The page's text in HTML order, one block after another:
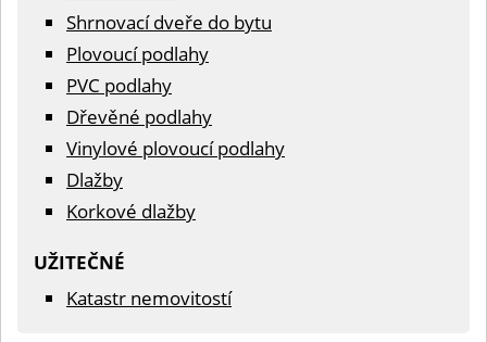
Shrnovací dveře do bytu
Plovoucí podlahy
PVC podlahy
Dřevěné podlahy
Vinylové plovoucí podlahy
Dlažby
Korkové dlažby
UŽITEČNÉ
Katastr nemovitostí